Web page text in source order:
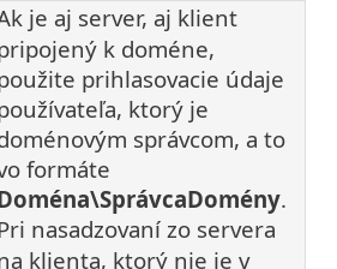
je aj server, aj klient
k doméne,
prihlasovacie údaje
ktorý je
správcom, a to
formáte
.
nasadzovaní zo servera
klienta, ktorý nie je v